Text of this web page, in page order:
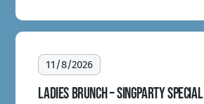
11/8/2026
LADIES BRUNCH – SINGPARTY SPECIAL